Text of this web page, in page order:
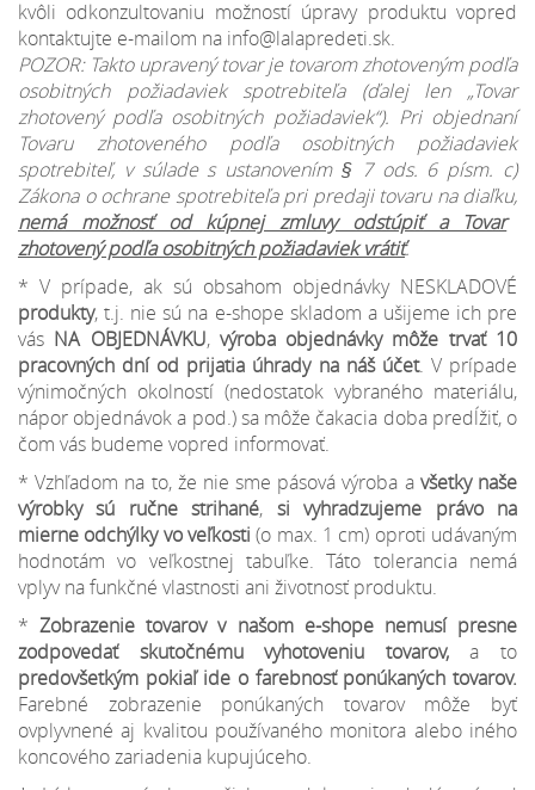
kvôli odkonzultovaniu možností úpravy produktu vopred
kontaktujte e-mailom na info@lalapredeti.sk.
POZOR: Takto upravený tovar je tovarom zhotoveným podľa
osobitných požiadaviek spotrebiteľa (ďalej len „Tovar
zhotovený podľa osobitných požiadaviek“). Pri objednaní
Tovaru zhotoveného podľa osobitných požiadaviek
spotrebiteľ, v súlade s ustanovením § 7 ods. 6 písm. c)
Zákona o ochrane spotrebiteľa pri predaji tovaru na diaľku,
nemá možnosť od kúpnej zmluvy odstúpiť a Tovar
zhotovený podľa osobitných požiadaviek vrátiť.
* V prípade, ak sú obsahom objednávky NESKLADOVÉ
produkty, t.j. nie sú na e-shope skladom a ušijeme ich pre
vás NA OBJEDNÁVKU, výroba objednávky môže trvať 10
pracovných dní od prijatia úhrady na náš účet. V prípade
výnimočných okolností (nedostatok vybraného materiálu,
nápor objednávok a pod.) sa môže čakacia doba predĺžiť, o
čom vás budeme vopred informovať.
* Vzhľadom na to, že nie sme pásová výroba a všetky naše
výrobky sú ručne strihané, si vyhradzujeme právo na
mierne odchýlky vo veľkosti (o max. 1 cm) oproti udávaným
hodnotám vo veľkostnej tabuľke. Táto tolerancia nemá
vplyv na funkčné vlastnosti ani životnosť produktu.
*Zobrazenie tovarov v našom e-shope nemusí presne
zodpovedať skutočnému vyhotoveniu tovarov,a to
predovšetkým pokiaľ ide o farebnosť ponúkaných tovarov.
Farebné zobrazenie ponúkaných tovarov môže byť
ovplyvnené aj kvalitou používaného monitora alebo iného
koncového zariadenia kupujúceho.